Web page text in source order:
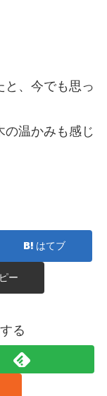
と、今でも思っ
の温かみも感じ
はてブ
ー
る